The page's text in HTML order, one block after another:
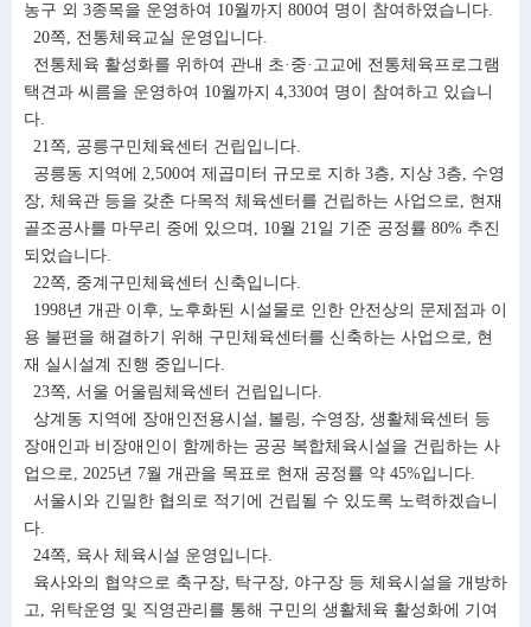
농구 외 3종목을 운영하여 10월까지 800여 명이 참여하였습니다.
20쪽, 전통체육교실 운영입니다.
전통체육 활성화를 위하여 관내 초·중·고교에 전통체육프로그램
택견과 씨름을 운영하여 10월까지 4,330여 명이 참여하고 있습니
다.
21쪽, 공릉구민체육센터 건립입니다.
공릉동 지역에 2,500여 제곱미터 규모로 지하 3층, 지상 3층, 수영
장, 체육관 등을 갖춘 다목적 체육센터를 건립하는 사업으로, 현재
골조공사를 마무리 중에 있으며, 10월 21일 기준 공정률 80% 추진
되었습니다.
22쪽, 중계구민체육센터 신축입니다.
1998년 개관 이후, 노후화된 시설물로 인한 안전상의 문제점과 이
용 불편을 해결하기 위해 구민체육센터를 신축하는 사업으로, 현
재 실시설계 진행 중입니다.
23쪽, 서울 어울림체육센터 건립입니다.
상계동 지역에 장애인전용시설, 볼링, 수영장, 생활체육센터 등
장애인과 비장애인이 함께하는 공공 복합체육시설을 건립하는 사
업으로, 2025년 7월 개관을 목표로 현재 공정률 약 45%입니다.
서울시와 긴밀한 협의로 적기에 건립될 수 있도록 노력하겠습니
다.
24쪽, 육사 체육시설 운영입니다.
육사와의 협약으로 축구장, 탁구장, 야구장 등 체육시설을 개방하
고, 위탁운영 및 직영관리를 통해 구민의 생활체육 활성화에 기여